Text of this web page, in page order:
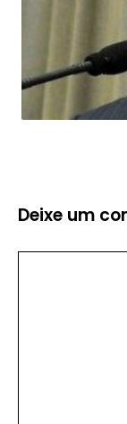
Deixe um